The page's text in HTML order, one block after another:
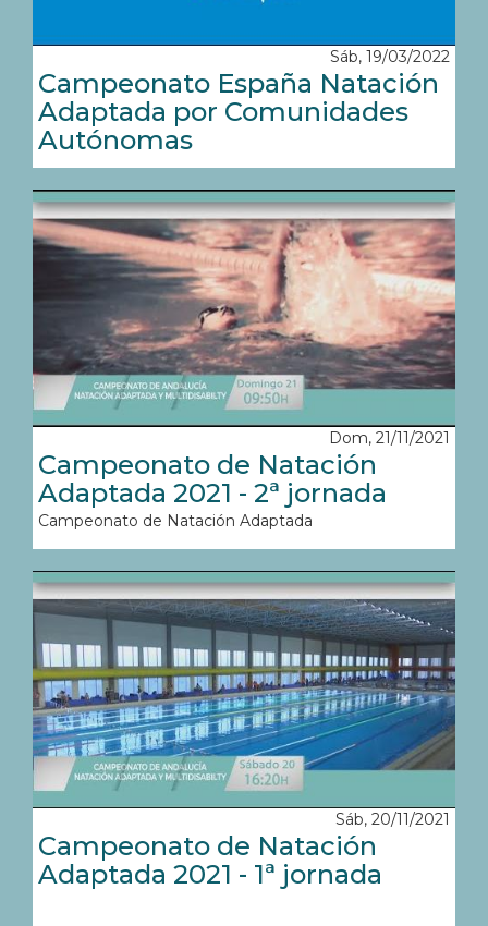
Sáb, 19/03/2022
Campeonato España Natación
Adaptada por Comunidades
Autónomas
Dom, 21/11/2021
Campeonato de Natación
Adaptada 2021 - 2ª jornada
Campeonato de Natación Adaptada
Sáb, 20/11/2021
Campeonato de Natación
Adaptada 2021 - 1ª jornada